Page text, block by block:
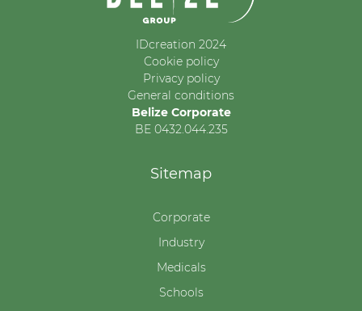
IDcreation 2024
Cookie policy
Privacy policy
General conditions
Belize Corporate
BE 0432.044.235
Sitemap
Corporate
Industry
Medicals
Schools